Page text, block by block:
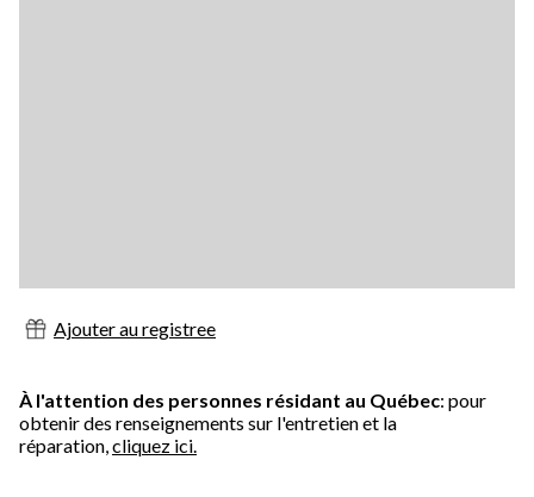
Ajouter au registree
À l'attention des personnes résidant au Québec: pour
obtenir des renseignements sur l'entretien et la
réparation,cliquez ici.